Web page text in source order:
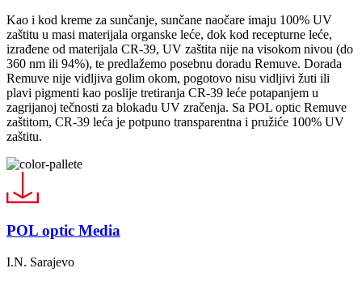
Kao i kod kreme za sunčanje, sunčane naočare imaju 100% UV
zaštitu u masi materijala organske leće, dok kod recepturne leće,
izrađene od materijala CR-39, UV zaštita nije na visokom nivou (do
360 nm ili 94%), te predlažemo posebnu doradu Remuve. Dorada
Remuve nije vidljiva golim okom, pogotovo nisu vidljivi žuti ili
plavi pigmenti kao poslije tretiranja CR-39 leće potapanjem u
zagrijanoj tečnosti za blokadu UV zračenja. Sa POL optic Remuve
zaštitom, CR-39 leća je potpuno transparentna i pružiće 100% UV
zaštitu.
POL optic Media
I.N. Sarajevo